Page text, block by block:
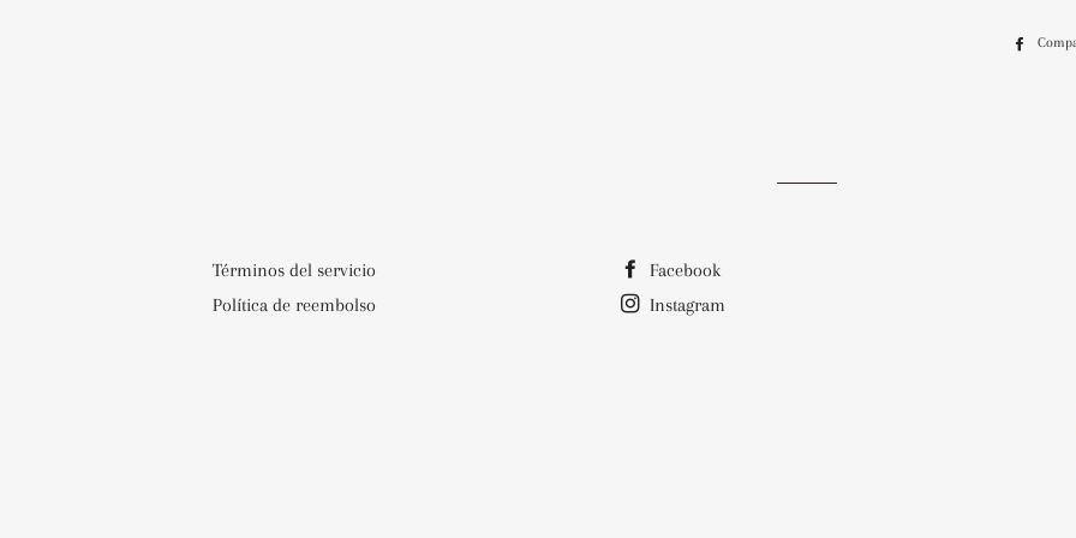
Términos del servicio
Política de reembolso
Facebook
Instagram